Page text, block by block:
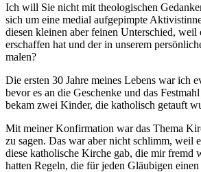
Ich will Sie nicht mit theologischen
sich um eine medial aufgepimpte
diesen kleinen aber feinen Unterschied,
erschaffen hat und der in unserem
malen?
Die ersten 30 Jahre meines Lebens war ich
bevor es an die Geschenke und das
bekam zwei Kinder, die katholisch getauft
Mit meiner Konfirmation war das Thema
zu sagen. Das war aber nicht schlimm, weil
diese katholische Kirche gab, die mir fremd
hatten Regeln, die für jeden Gläubigen